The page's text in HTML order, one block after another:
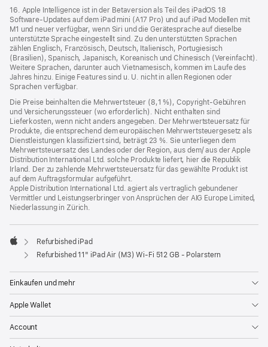
16. Apple Intelligence ist in der Betaversion als Teil des iPadOS 18
Software-Updates auf dem iPad mini (A17 Pro) und auf iPad Modellen mit
M1 und neuer verfügbar, wenn Siri und die Gerätesprache auf dieselbe
unterstützte Sprache eingestellt sind. Zu den unterstützten Sprachen
zählen Englisch, Französisch, Deutsch, Italienisch, Portugiesisch
(Brasilien), Spanisch, Japanisch, Koreanisch und Chinesisch (Vereinfacht).
Weitere Sprachen, darunter auch Vietnamesisch, kommen im Laufe des
Jahres hinzu. Einige Features sind u. U. nicht in allen Regionen oder
Sprachen verfügbar.
Die Preise beinhalten die Mehrwertsteuer (8,1 %), Copyright-Gebühren
und Versicherungssteuer (wo erforderlich). Nicht enthalten sind
Lieferkosten, wenn nicht anders angegeben. Der Mehrwertsteuersatz für
Produkte, die entsprechend dem europäischen Mehrwertsteuergesetz als
Dienstleistungen klassifiziert sind, beträgt 23 %. Sie unterliegen dem
Mehrwertsteuersatz des Landes oder der Region, aus dem/ aus der Apple
Distribution International Ltd. solche Produkte liefert, hier die Republik
Irland. Der zu zahlende Mehrwertsteuersatz für das gewählte Produkt ist
auf dem Auftragsformular aufgeführt.
Apple Distribution International Ltd. agiert als vertraglich gebundener
Vermittler und Leistungserbringer von Ansprüchen der AIG Europe Limited,
Niederlassung in Zürich.
Apple
Refurbished iPad
Refurbished 11" iPad Air (M3) Wi‑Fi 512 GB - Polarstern
Einkaufen und mehr
Apple Wallet
Account